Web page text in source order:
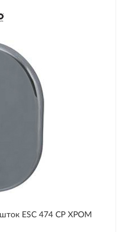
ESC 474 СP ХРОМ